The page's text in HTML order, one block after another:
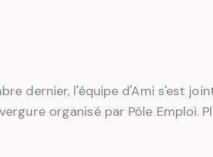
dernier, l'équipe d'Ami s'est
organisé par Pôle Emploi.